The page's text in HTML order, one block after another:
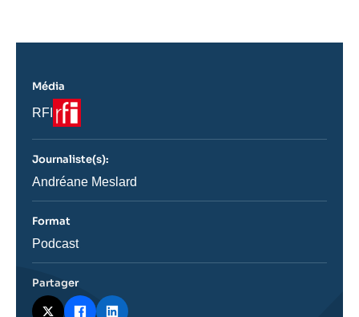
Média
Nom
journal,
ou
émission
RFI
Logo
Journaliste(s):
Journaliste
Andréane Meslard
Format
Catégorie
Podcast
Partager